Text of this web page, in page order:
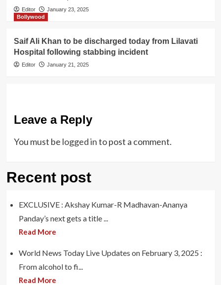
Editor
January 23, 2025
Bollywood
Saif Ali Khan to be discharged today from Lilavati
Hospital following stabbing incident
Editor January 21, 2025
Leave a Reply
You must be logged into post a comment.
Recent post
EXCLUSIVE : Akshay Kumar-R Madhavan-Ananya
Panday’s next gets a title ...
Read More
World News Today Live Updates on February 3, 2025 :
From alcohol to fi...
Read More